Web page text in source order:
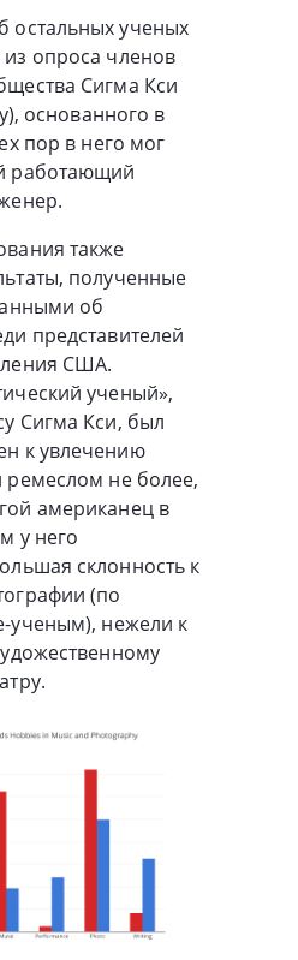
остальных ученых
опроса членов
Сигма Кси
основанного в
пор в него мог
работающий
также
полученные
об
представителей
США.
ученый»,
Сигма Кси, был
к увлечению
ремеслом не более,
американец в
у него
склонность к
(по
ученым), нежели к